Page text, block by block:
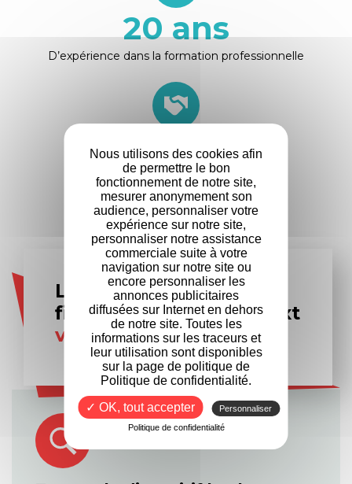
20ans
D’expérience dans la formation professionnelle
+500
Entreprises
partenaires
Les experts en
financement Formanext
vous accompagnent
Nous utilisons des cookies afin
de permettre le bon
fonctionnement de notre site,
mesurer anonymement son
audience, personnaliser votre
expérience sur notre site,
personnaliser notre assistance
commerciale suite à votre
navigation sur notre site ou
encore personnaliser les
annonces publicitaires
diffusées sur Internet en dehors
de notre site. Toutes les
informations sur les traceurs et
leur utilisation sont disponibles
sur la page de politique de
Politique de confidentialité.
✓ OK, tout accepter
Personnaliser
Politique de confidentialité